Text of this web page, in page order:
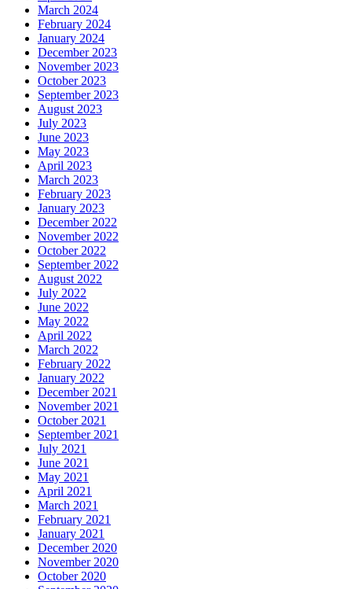
March 2024
February 2024
January 2024
December 2023
November 2023
October 2023
September 2023
August 2023
July 2023
June 2023
May 2023
April 2023
March 2023
February 2023
January 2023
December 2022
November 2022
October 2022
September 2022
August 2022
July 2022
June 2022
May 2022
April 2022
March 2022
February 2022
January 2022
December 2021
November 2021
October 2021
September 2021
July 2021
June 2021
May 2021
April 2021
March 2021
February 2021
January 2021
December 2020
November 2020
October 2020